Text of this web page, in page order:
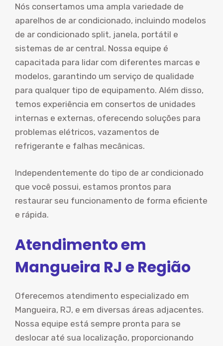
Nós consertamos uma ampla variedade de
aparelhos de ar condicionado, incluindo modelos
de ar condicionado split, janela, portátil e
sistemas de ar central. Nossa equipe é
capacitada para lidar com diferentes marcas e
modelos, garantindo um serviço de qualidade
para qualquer tipo de equipamento. Além disso,
temos experiência em consertos de unidades
internas e externas, oferecendo soluções para
problemas elétricos, vazamentos de
refrigerante e falhas mecânicas.
Independentemente do tipo de ar condicionado
que você possui, estamos prontos para
restaurar seu funcionamento de forma eficiente
e rápida.
Atendimento em
Mangueira RJ e Região
Oferecemos atendimento especializado em
Mangueira, RJ, e em diversas áreas adjacentes.
Nossa equipe está sempre pronta para se
deslocar até sua localização, proporcionando